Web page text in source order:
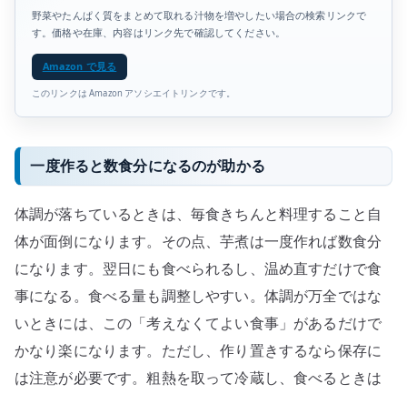
野菜やたんぱく質をまとめて取れる汁物を増やしたい場合の検索リンクで
す。価格や在庫、内容はリンク先で確認してください。
Amazon で見る
このリンクは Amazon アソシエイトリンクです。
一度作ると数食分になるのが助かる
体調が落ちているときは、毎食きちんと料理すること自
体が面倒になります。その点、芋煮は一度作れば数食分
になります。翌日にも食べられるし、温め直すだけで食
事になる。食べる量も調整しやすい。体調が万全ではな
いときには、この「考えなくてよい食事」があるだけで
かなり楽になります。ただし、作り置きするなら保存に
は注意が必要です。粗熱を取って冷蔵し、食べるときは